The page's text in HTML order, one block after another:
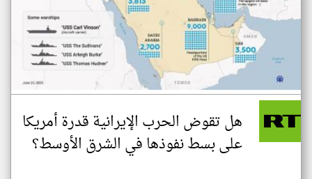
هل تقوض الحرب الإيرانية قدرة أمريكا
على بسط نفوذها في الشرق الأوسط؟